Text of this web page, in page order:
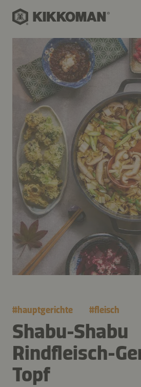
#hauptgerichte #fleisch
Shabu-Shabu
Rindfleisch-
Topf